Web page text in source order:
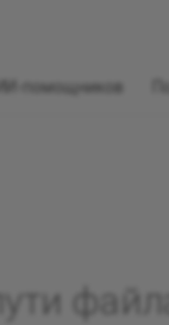
ИИ-помощников